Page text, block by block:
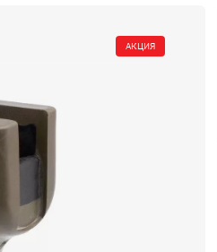
АКЦИЯ